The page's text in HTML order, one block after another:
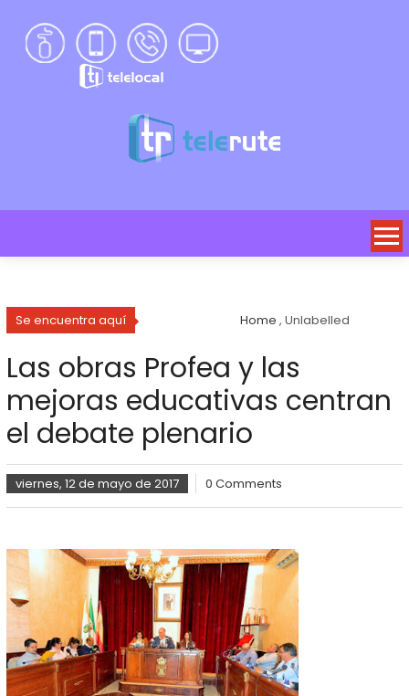
Se encuentra aquí Home , Unlabelled
Las obras Profea y las
mejoras educativas centran
el debate plenario
viernes, 12 de mayo de 2017 0 Comments